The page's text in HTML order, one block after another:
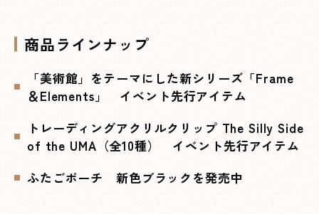
商品ラインナップ
「美術館」をテーマにした新シリーズ「Frame
＆Elements」 イベント先行アイテム
トレーディングアクリルクリップ The Silly Side
of the UMA（全10種） イベント先行アイテム
ふたごポーチ 新色ブラックを発売中